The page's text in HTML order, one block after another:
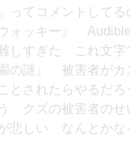
」ってコメントし
ウォッキー』
しすぎた これ文
園の謎』 被害者が
とされたらやるだ
クズの被害者のせ
悲しい なんとか